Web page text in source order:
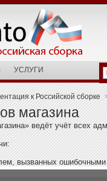
УСЛУГИ
к Российской сборке
магазина
ведёт учёт всех
вызванных